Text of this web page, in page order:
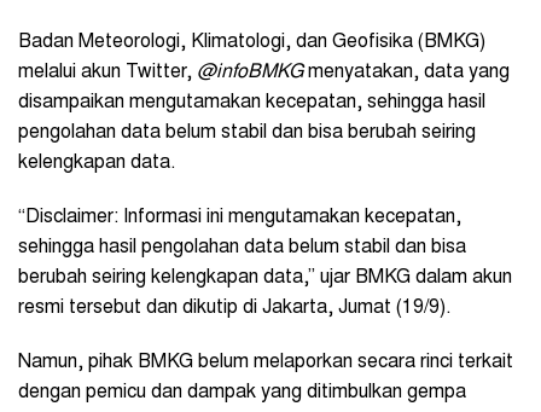
Badan Meteorologi, Klimatologi, dan Geofisika (BMKG)
melalui akun Twitter, @infoBMKGmenyatakan, data yang
disampaikan mengutamakan kecepatan, sehingga hasil
pengolahan data belum stabil dan bisa berubah seiring
kelengkapan data.
“Disclaimer: Informasi ini mengutamakan kecepatan,
sehingga hasil pengolahan data belum stabil dan bisa
berubah seiring kelengkapan data,” ujar BMKG dalam akun
resmi tersebut dan dikutip di Jakarta, Jumat (19/9).
Namun, pihak BMKG belum melaporkan secara rinci terkait
dengan pemicu dan dampak yang ditimbulkan gempa